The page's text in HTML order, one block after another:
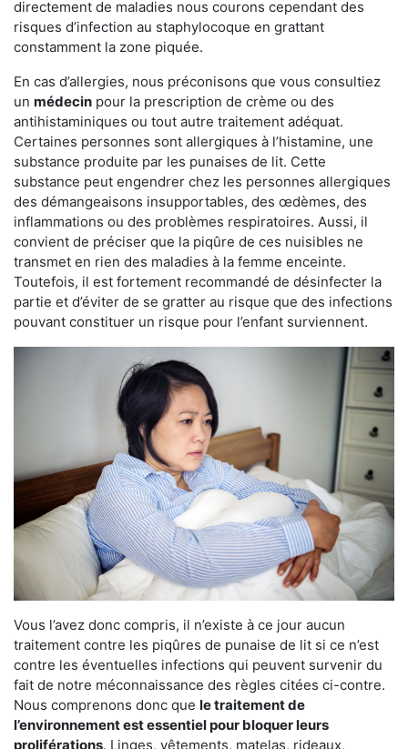
directement de maladies nous courons cependant des
risques d’infection au staphylocoque en grattant
constamment la zone piquée.
En cas d’allergies, nous préconisons que vous consultiez
un médecin pour la prescription de crème ou des
antihistaminiques ou tout autre traitement adéquat.
Certaines personnes sont allergiques à l’histamine, une
substance produite par les punaises de lit. Cette
substance peut engendrer chez les personnes allergiques
des démangeaisons insupportables, des œdèmes, des
inflammations ou des problèmes respiratoires. Aussi, il
convient de préciser que la piqûre de ces nuisibles ne
transmet en rien des maladies à la femme enceinte.
Toutefois, il est fortement recommandé de désinfecter la
partie et d’éviter de se gratter au risque que des infections
pouvant constituer un risque pour l’enfant surviennent.
Vous l’avez donc compris, il n’existe à ce jour aucun
traitement contre les piqûres de punaise de lit si ce n’est
contre les éventuelles infections qui peuvent survenir du
fait de notre méconnaissance des règles citées ci-contre.
Nous comprenons donc que le traitement de
l’environnement est essentiel pour bloquer leurs
proliférations. Linges, vêtements, matelas, rideaux,